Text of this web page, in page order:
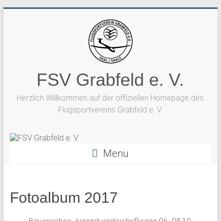
FSV Grabfeld e. V.
Herzlich Willkommen auf der offiziellen Homepage des
Flugsportvereins Grabfeld e. V.
Menü
Fotoalbum 2017